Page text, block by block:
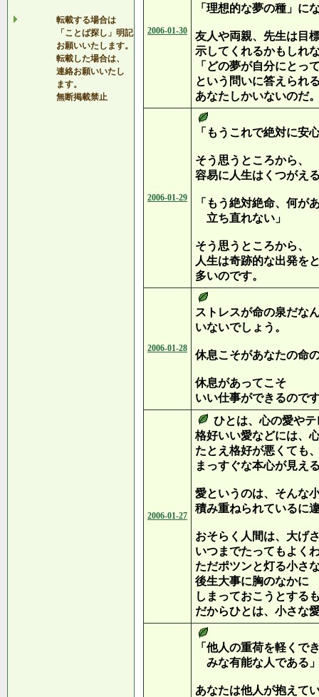
転載する場合は
「ことば探し」明記
お願いいたします。
転載した場合は、
連絡お願いいたし
ます。
無断掲載禁止
2006-01-30
「理想的な夢の種」に
友人や両親、先生は目
示してくれるかもしれ
「どの夢が自分にとっ
という問いに答えられ
あなたしかいないのだ
2006-01-29
「もうこれで絶対に安
そう思うところから、
容易に人生はくつがえ
「もう絶対絶命、何が
立ち直れない」
そう思うところから、
人生は奇跡的な出発を
多いのです。
2006-01-28
ストレスが命の泉だな
いないでしょう。
休息こそがあなたの命
休息があってこそ
いい仕事ができるので
2006-01-27
ひとは、心の愛や
格好いい愛などには、
たとえ格好が悪くても
まっすぐな本心が見え
愛というのは、そんな
積み重ねられているに
おそらく人間は、大げ
いつまでたってもよく
ただポツンと灯る小さ
後生大事に胸のなかに
しまっておこうとする
だからひとは、小さな
「他人の重荷を軽くで
みな有能な人である
あなたは他人が抱えて